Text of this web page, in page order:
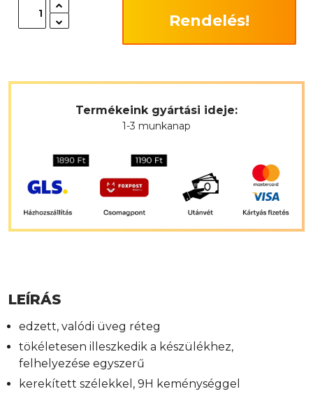
Rendelés!
Termékeink gyártási ideje:
1-3 munkanap
LEÍRÁS
edzett, valódi üveg réteg
tökéletesen illeszkedik a készülékhez,
felhelyezése egyszerű
kerekített szélekkel, 9H keménységgel